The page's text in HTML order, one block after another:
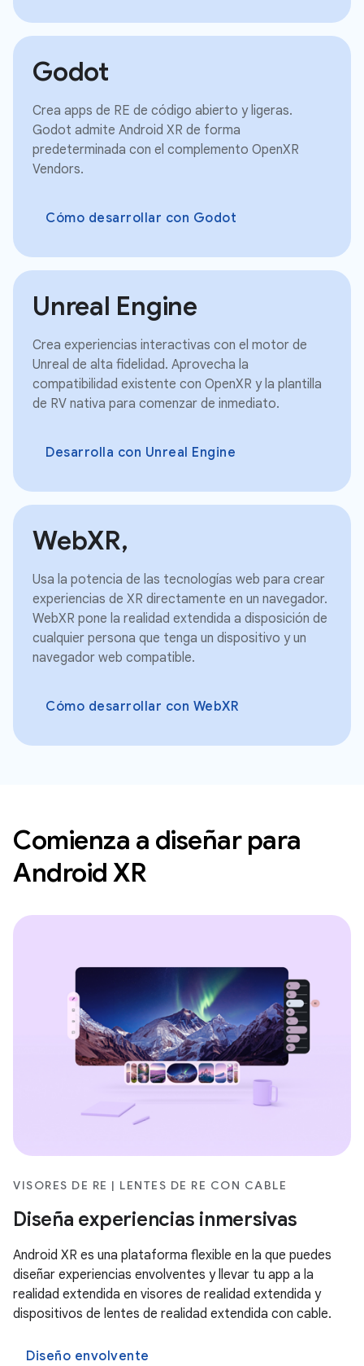
Godot
Crea apps de RE de código abierto y ligeras.
Godot admite Android XR de forma
predeterminada con el complemento OpenXR
Vendors.
Cómo desarrollar con Godot
Unreal Engine
Crea experiencias interactivas con el motor de
Unreal de alta fidelidad. Aprovecha la
compatibilidad existente con OpenXR y la plantilla
de RV nativa para comenzar de inmediato.
Desarrolla con Unreal Engine
WebXR,
Usa la potencia de las tecnologías web para crear
experiencias de XR directamente en un navegador.
WebXR pone la realidad extendida a disposición de
cualquier persona que tenga un dispositivo y un
navegador web compatible.
Cómo desarrollar con WebXR
Comienza a diseñar para
Android XR
VISORES DE RE | LENTES DE RE CON CABLE
Diseña experiencias inmersivas
Android XR es una plataforma flexible en la que puedes
diseñar experiencias envolventes y llevar tu app a la
realidad extendida en visores de realidad extendida y
dispositivos de lentes de realidad extendida con cable.
Diseño envolvente